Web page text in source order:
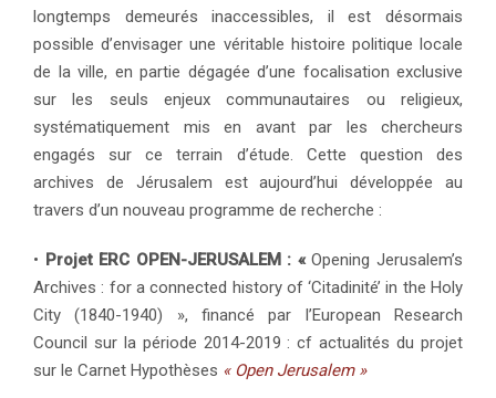
longtemps demeurés inaccessibles, il est désormais
possible d’envisager une véritable histoire politique locale
de la ville, en partie dégagée d’une focalisation exclusive
sur les seuls enjeux communautaires ou religieux,
systématiquement mis en avant par les chercheurs
engagés sur ce terrain d’étude. Cette question des
archives de Jérusalem est aujourd’hui développée au
travers d’un nouveau programme de recherche :
• Projet ERC OPEN-JERUSALEM : «Opening Jerusalem’s
Archives : for a connected history of ‘Citadinité’ in the Holy
City (1840-1940) », financé par l’European Research
Council sur la période 2014-2019 : cf actualités du projet
sur le Carnet Hypothèses « Open Jerusalem»